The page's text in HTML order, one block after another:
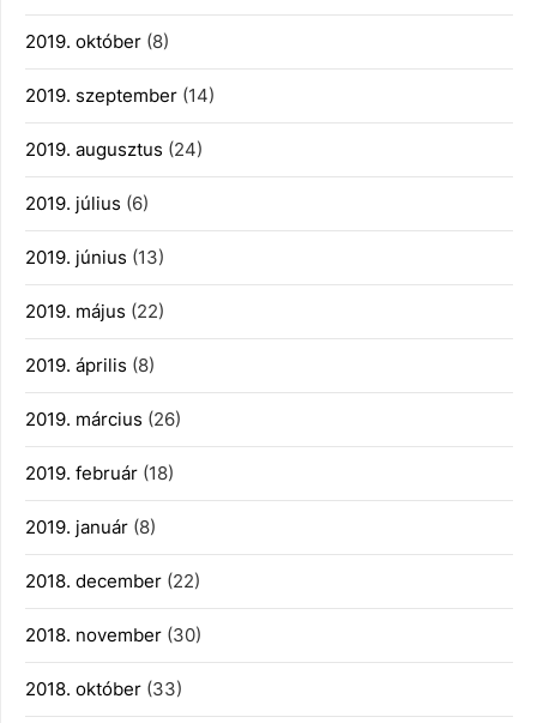
2019. október (8)
2019. szeptember (14)
2019. augusztus (24)
2019. július (6)
2019. június (13)
2019. május (22)
2019. április (8)
2019. március (26)
2019. február (18)
2019. január (8)
2018. december (22)
2018. november (30)
2018. október (33)